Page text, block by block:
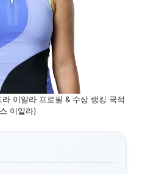
이알라 프로필 & 수상 랭킹 국적
이알라)